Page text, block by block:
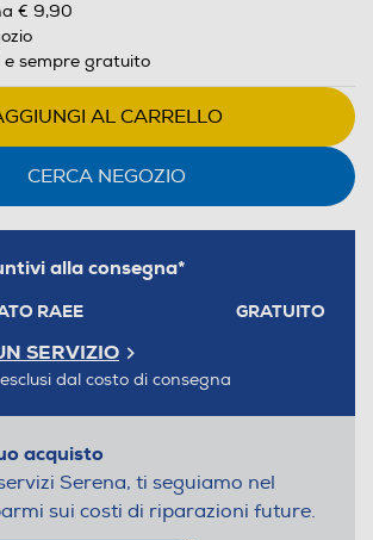
€ 9,90
sempre gratuito
AL CARRELLO
CERCA NEGOZIO
alla consegna*
RAEE GRATUITO
SERVIZIO
dal costo di consegna
acquisto
Serena, ti seguiamo nel
sui costi di riparazioni future.